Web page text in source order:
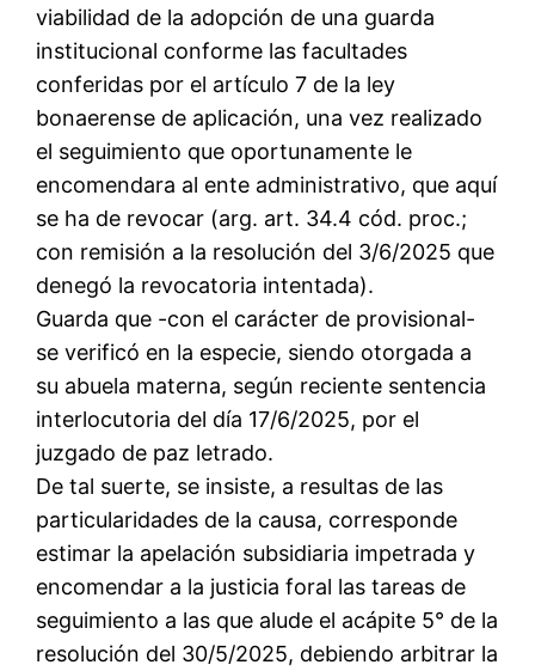
viabilidad de la adopción de una guarda
institucional conforme las facultades
conferidas por el artículo 7 de la ley
bonaerense de aplicación, una vez realizado
el seguimiento que oportunamente le
encomendara al ente administrativo, que aquí
se ha de revocar (arg. art. 34.4 cód. proc.;
con remisión a la resolución del 3/6/2025 que
denegó la revocatoria intentada).
Guarda que -con el carácter de provisional-
se verificó en la especie, siendo otorgada a
su abuela materna, según reciente sentencia
interlocutoria del día 17/6/2025, por el
juzgado de paz letrado.
De tal suerte, se insiste, a resultas de las
particularidades de la causa, corresponde
estimar la apelación subsidiaria impetrada y
encomendar a la justicia foral las tareas de
seguimiento a las que alude el acápite 5° de la
resolución del 30/5/2025, debiendo arbitrar la